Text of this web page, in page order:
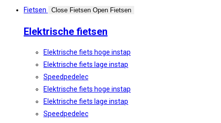
Fietsen Close Fietsen Open Fietsen
Elektrische fietsen
Elektrische fiets hoge instap
Elektrische fiets lage instap
Speedpedelec
Elektrische fiets hoge instap
Elektrische fiets lage instap
Speedpedelec